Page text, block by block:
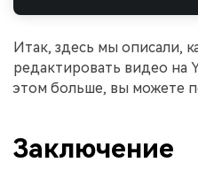
Итак, здесь мы описали,
редактировать видео на
этом больше, вы можете
Заключение